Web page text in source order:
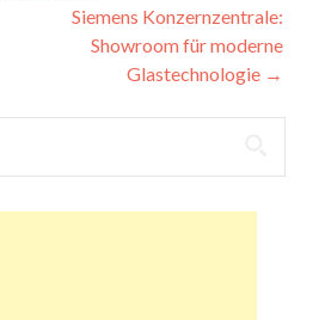
Siemens Konzernzentrale:
Showroom für moderne
Glastechnologie →